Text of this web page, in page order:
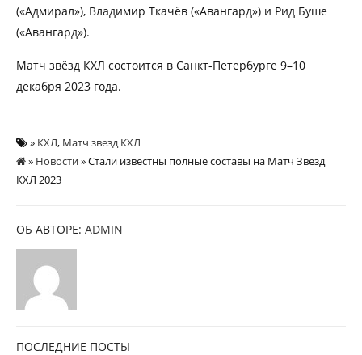
(«Адмирал»), Владимир Ткачёв («Авангард») и Рид Буше
(«Авангард»).
Матч звёзд КХЛ состоится в Санкт-Петербурге 9–10
декабря 2023 года.
» КХЛ, Матч звезд КХЛ
» Новости» Стали известны полные составы на Матч Звёзд
КХЛ 2023
ОБ АВТОРЕ: ADMIN
ПОСЛЕДНИЕ ПОСТЫ